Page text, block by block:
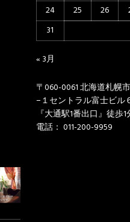
24
25 26
31
« 3月
〒060-0061 北海道札幌
−１セントラル富士ビル
『大通駅1番出口』徒歩1
電話： 011-200-9959